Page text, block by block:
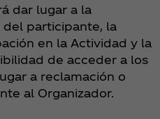
dar lugar a la
del participante, la
en la Actividad y la
de acceder a los
a reclamación o
al Organizador.